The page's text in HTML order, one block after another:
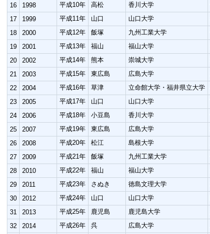
16
1998 平成10年 高松 香川大学
17
1999 平成11年 山口 山口大学
18
2000 平成12年 飯塚 九州工業大学
19
2001 平成13年 福山 福山大学
20
2002 平成14年 熊本 崇城大学
21
2003 平成15年 東広島 広島大学
22
2004 平成16年 草津 立命館大学・福井県立大学
23
2005 平成17年 山口 山口大学
24
2006 平成18年 小豆島 香川大学
25
2007 平成19年 東広島 広島大学
26
2008 平成20年 松江 島根大学
27
2009 平成21年 飯塚 九州工業大学
28
2010 平成22年 福山 福山大学
29
2011 平成23年 さぬき 徳島文理大学
30
2012 平成24年 山口 山口大学
31
2013 平成25年 鹿児島 鹿児島大学
32
2014 平成26年 呉 広島大学